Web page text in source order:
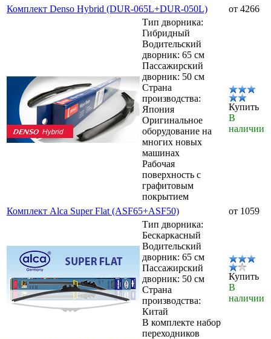
Комплект Denso Hybrid (DUR-065L+DUR-050L)
от 4266
Тип дворника:
Гибридный
Водительский
дворник: 65 см
Пассажирский
дворник: 50 см
Страна
производства:
Япония
Оригинальное
оборудование на
многих новых
машинах
Рабочая
поверхность с
графитовым
покрытием
Купить
В
наличии
Комплект Alca Super Flat (ASF65+ASF50)
от 1059
Тип дворника:
Бескаркасный
Водительский
дворник: 65 см
Пассажирский
дворник: 50 см
Страна
производства:
Китай
В комплекте набор
переходников
Купить
В
наличии